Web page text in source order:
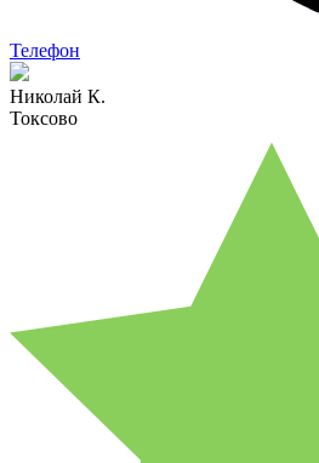
Телефон
Николай К.
Токсово